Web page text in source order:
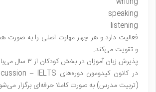
speaking
listening
فعالیت دارد و هر چهار مهارت اصلی را به صورت
و تقویت می‌کند.
پذیرش زبان آموزان در بخش کودکان از ۳ سال می‌باشد.
(تربیت مدرس) به صورت کاملا حرفه‌ای برگزار